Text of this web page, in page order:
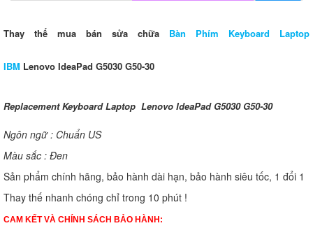
Thay thế mua bán sửa chữa Bàn Phím Keyboard Laptop
IBM Lenovo IdeaPad G5030 G50-30
Replacement Keyboard Laptop Lenovo IdeaPad G5030 G50-30
Ngôn ngữ : Chuẩn US
Màu sắc : Đen
Sản phẩm chính hãng, bảo hành dài hạn, bảo hành siêu tốc, 1 đổi 1
Thay thế nhanh chóng chỉ trong 10 phút !
CAM KẾT VÀ CHÍNH SÁCH BẢO HÀNH: